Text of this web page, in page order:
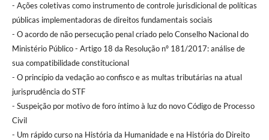
- Ações coletivas como instrumento de controle jurisdicional de políticas
públicas implementadoras de direitos fundamentais sociais
- O acordo de não persecução penal criado pelo Conselho Nacional do
Ministério Público - Artigo 18 da Resolução nº 181/2017: análise de
sua compatibilidade constitucional
- O princípio da vedação ao confisco e as multas tributárias na atual
jurisprudência do STF
- Suspeição por motivo de foro íntimo à luz do novo Código de Processo
Civil
- Um rápido curso na História da Humanidade e na História do Direito